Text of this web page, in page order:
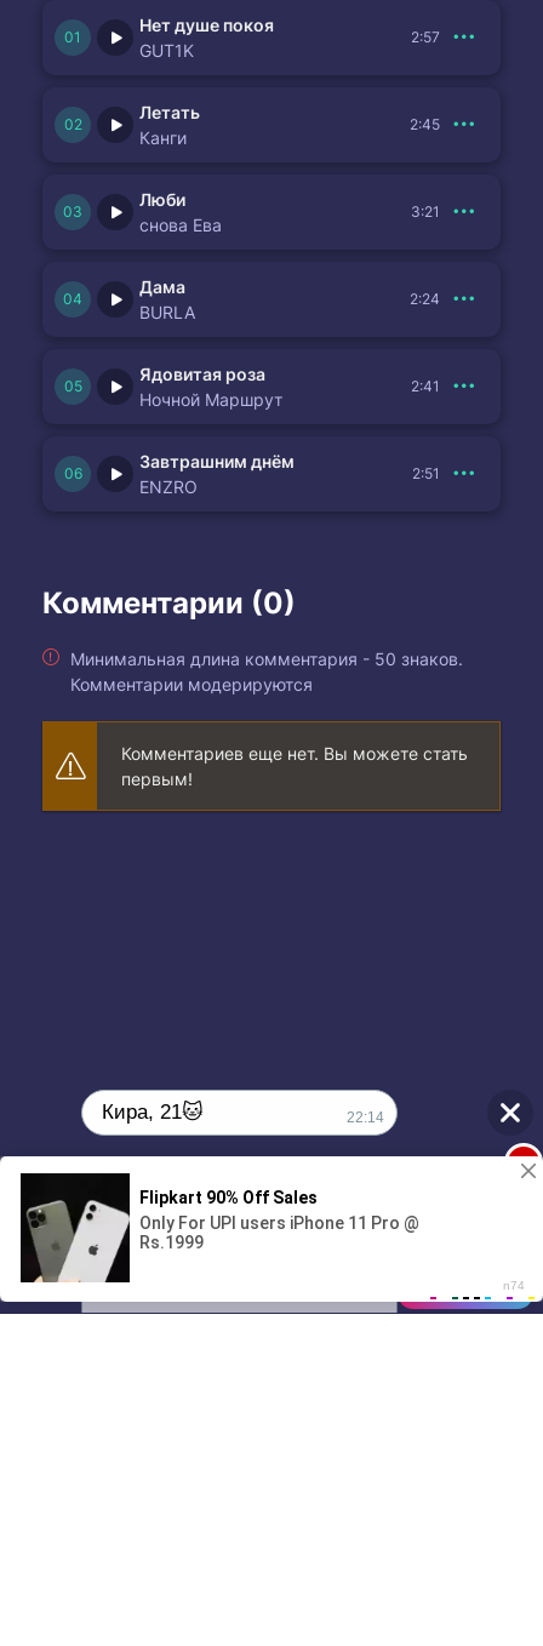
Нет душе покоя
GUT1K
2:57
Летать
Канги
2:45
Люби
снова Ева
3:21
Дама
BURLA
2:24
Ядовитая роза
Ночной Маршрут
2:41
Завтрашним днём
ENZRO
2:51
Комментарии (0)
Минимальная длина комментария - 50 знаков.
Комментарии модерируются
Комментариев еще нет. Вы можете стать
первым!
01/07
00:00
Кира, 21🐱 22:14
Поиграешь со мной? 💖🐾
1